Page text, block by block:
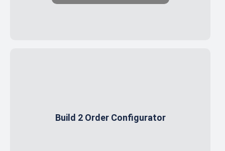
Build 2 Order Configurator